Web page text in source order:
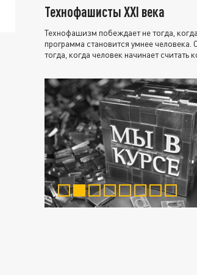
Технофашисты XXI века
Технофашизм побеждает не тогда,
программа становится умнее человека.
тогда, когда человек начинает считать